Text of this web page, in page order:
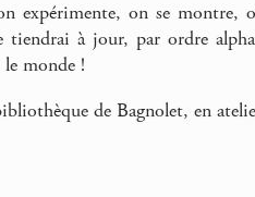
expérimente, on se montre,
à jour, par ordre
monde !
de Bagnolet, en